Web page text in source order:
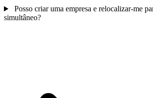
Posso criar uma empresa e relocalizar-me
simultâneo?